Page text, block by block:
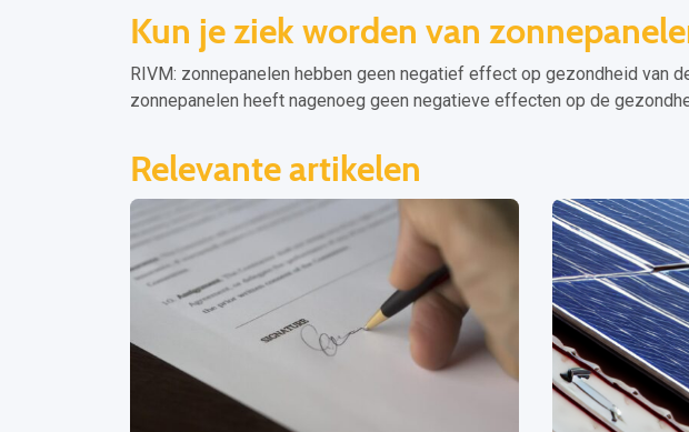
Kun je ziek worden van
RIVM: zonnepanelen hebben geen negatief effect op gezondheid van
zonnepanelen heeft nagenoeg geen negatieve effecten op de
Relevante artikelen